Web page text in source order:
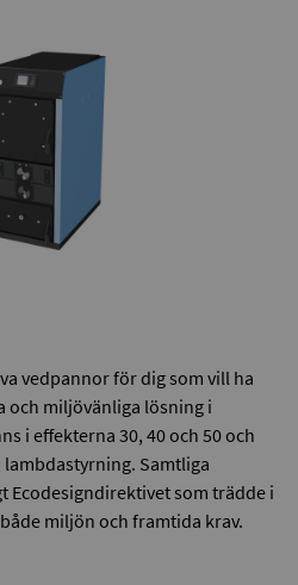
vedpannor för dig som vill ha
och miljövänliga lösning i
i effekterna 30, 40 och 50 och
Samtliga
Ecodesigndirektivet som trädde i
miljön och framtida krav.